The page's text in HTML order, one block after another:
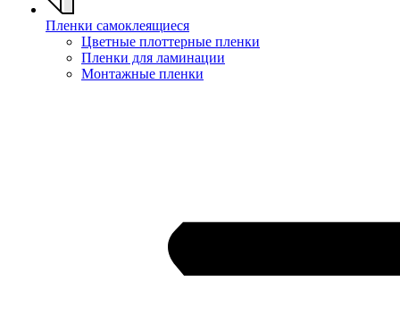
Пленки самоклеящиеся
Цветные плоттерные пленки
Пленки для ламинации
Монтажные пленки